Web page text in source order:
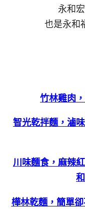
永和
也是永和
竹林雞肉
智光乾拌麵，滷
川味麵食，麻辣
樺林乾麵，簡單